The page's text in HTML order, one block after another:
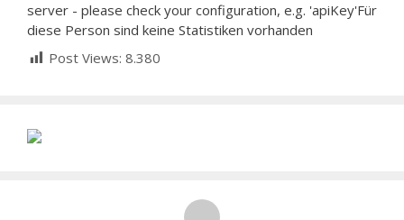
server - please check your configuration, e.g. 'apiKey'Für
diese Person sind keine Statistiken vorhanden
Post Views: 8.380